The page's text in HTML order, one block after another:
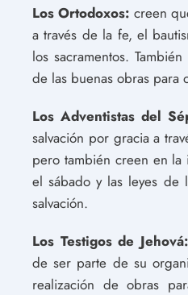
Los Ortodoxos: creen
a través de la fe, el
los sacramentos.
de las buenas obras para
Los Adventistas del
salvación por gracia a
pero también creen en
el sábado y las leyes de
salvación.
Los Testigos de Jehová:
de ser parte de su
realización de obras